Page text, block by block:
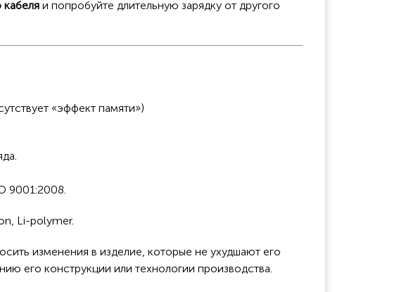
кабеля и попробуйте длительную зарядку от другого
«эффект памяти»)
9001:2008.
Li-polymer.
изменения в изделие, которые не ухудшают его
его конструкции или технологии производства.